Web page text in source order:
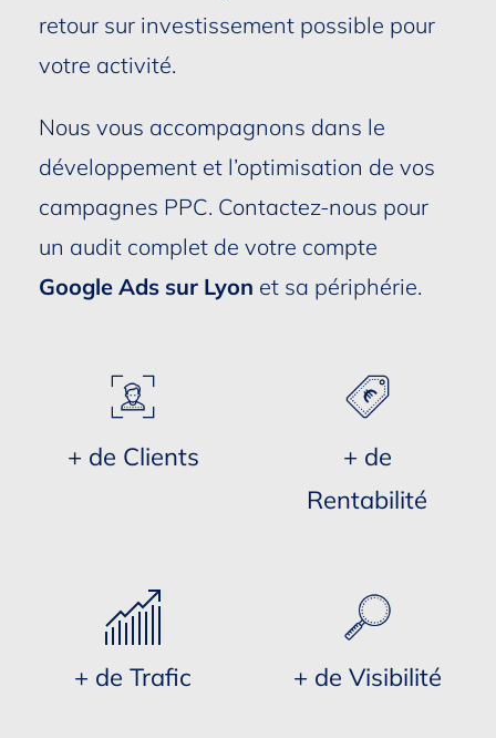
retour sur investissement possible pour
votre activité.
Nous vous accompagnons dans le
développement et l’optimisation de vos
campagnes PPC. Contactez-nous pour
un audit complet de votre compte
Google Ads sur Lyon et sa périphérie.
+ de Clients
+ de
Rentabilité
+ de Trafic + de Visibilité